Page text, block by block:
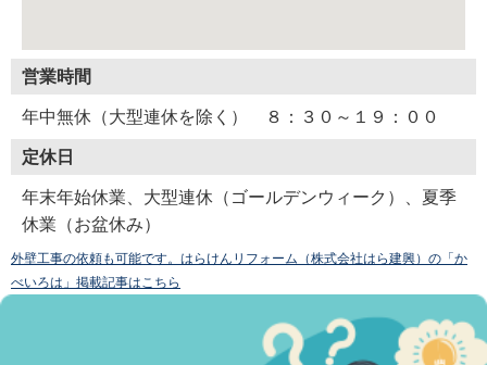
営業時間
年中無休（大型連休を除く） ８：３０～１９：００
定休日
年末年始休業、大型連休（ゴールデンウィーク）、夏季
休業（お盆休み）
外壁工事の依頼も可能です。はらけんリフォーム（株式会社はら建興）の「か
べいろは」掲載記事はこちら